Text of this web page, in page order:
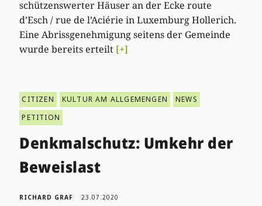
schützenswerter Häuser an der Ecke route
d’Esch / rue de l’Aciérie in Luxemburg Hollerich.
Eine Abrissgenehmigung seitens der Gemeinde
wurde bereits erteilt [+]
CITIZEN KULTUR AM ALLGEMENGEN
NEWS
PETITION
Denkmalschutz: Umkehr der
Beweislast
RICHARD GRAF 23.07.2020